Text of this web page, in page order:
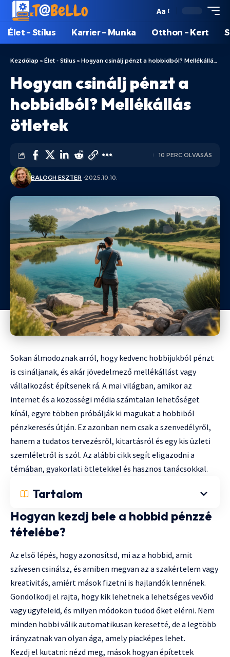
Aa
Élet – Stílus Karrier – Munka Otthon – Kert
Kezdőlap » Élet - Stílus » Hogyan csinálj pénzt a hobbidból? Mellékállás ötletek
Hogyan csinálj pénzt a
hobbidból? Mellékállás
ötletek
BALOGH ESZTER 2025.10.10.
10 PERC OLVASÁS
Sokan álmodoznak arról, hogy kedvenc hobbijukból pénzt
is csináljanak, és akár jövedelmező mellékállást vagy
vállalkozást építsenek rá. A mai világban, amikor az
internet és a közösségi média számtalan lehetőséget
kínál, egyre többen próbálják ki magukat a hobbiból
pénzkeresés útján. Ez azonban nem csak a szenvedélyről,
hanem a tudatos tervezésről, kitartásról és egy kis üzleti
szemléletről is szól. Az alábbi cikk segít eligazodni a
témában, gyakorlati ötletekkel és hasznos tanácsokkal.
Tartalom
Hogyan kezdj bele a hobbid pénzzé
tételébe?
Az első lépés, hogy azonosítsd, mi az a hobbid, amit
szívesen csinálsz, és amiben megvan az a szakértelem vagy
kreativitás, amiért mások fizetni is hajlandók lennének.
Gondolkodj el rajta, hogy kik lehetnek a lehetséges vevőid
vagy ügyfeleid, és milyen módokon tudod őket elérni. Nem
minden hobbi válik automatikusan keresetté, de a legtöbb
irányzatnak van olyan ága, amely piacképes lehet.
Kezdj el kutatni: nézd meg, mások hogyan építettek